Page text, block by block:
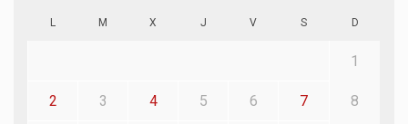
L M X J V S D
1
2 3 4 5 6 7 8